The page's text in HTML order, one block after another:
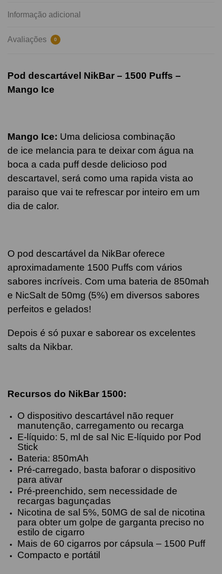
Informação adicional
Avaliações 0
Pod descartável NikBar – 1500 Puffs –
Mango Ice
Mango Ice: Uma deliciosa combinação
de ice melancia para te deixar com água na
boca a cada puff desde delicioso pod
descartavel, será como uma rapida vista ao
paraiso que vai te refrescar por inteiro em um
dia de calor.
O pod descartável da NikBar oferece
aproximadamente 1500 Puffs com vários
sabores incríveis. Com uma bateria de 850mah
e NicSalt de 50mg (5%) em diversos sabores
perfeitos e gelados!
Depois é só puxar e saborear os excelentes
salts da Nikbar.
Recursos do NikBar 1500:
O dispositivo descartável não requer
manutenção, carregamento ou recarga
E-líquido: 5, ml de sal Nic E-líquido por Pod
Stick
Bateria: 850mAh
Pré-carregado, basta baforar o dispositivo
para ativar
Pré-preenchido, sem necessidade de
recargas bagunçadas
Nicotina de sal 5%, 50MG de sal de nicotina
para obter um golpe de garganta preciso no
estilo de cigarro
Mais de 60 cigarros por cápsula – 1500 Puff
Compacto e portátil